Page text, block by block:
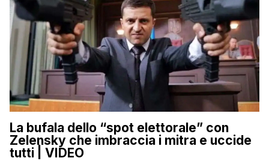
La bufala dello “spot elettorale” con
Zelensky che imbraccia i mitra e uccide
tutti | VIDEO